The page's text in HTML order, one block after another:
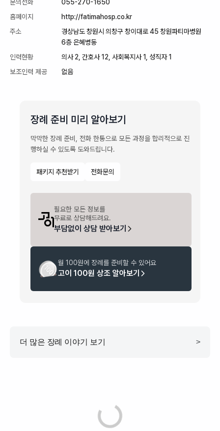
문의전화
055-270-1650
홈페이지
http://fatimahosp.co.kr
주소
경상남도 창원시 의창구 창이대로 45 창원파티마병원
6층 은혜병동
인력현황
의사 2, 간호사 12, 사회복지사 1, 성직자 1
보조인력 제공
없음
장례 준비 미리 알아보기
막막한 장례 준비, 전화 한통으로 모든 과정을 합리적으로 진
행하실 수 있도록 도와드립니다.
패키지 추천받기 전화문의
필요한 모든 정보를
무료로 상담해드려요.
부담없이 상담 받아보기
월 100원에 장례를 준비할 수 있어요
고이 100원 상조 알아보기
더 많은 장례 이야기 보기 >